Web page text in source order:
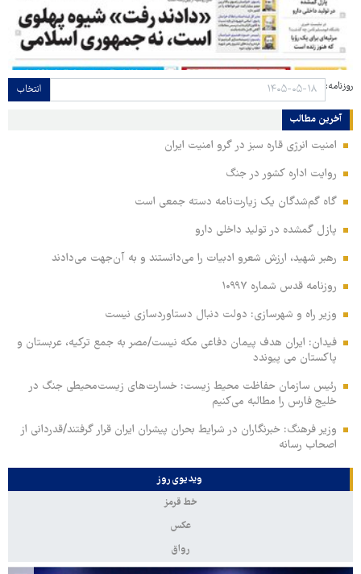
روزنامه: انتخاب
آخرین مطالب
امنیت انرژی قاره سبز در گرو امنیت ایران
روایت اداره کشور در جنگ
گاه گم‌شدگان یک زیارت‌نامه دسته جمعی است
پازل گمشده در تولید داخلی دارو
رهبر شهید، ارزش شعرو ادبیات را می‌دانستند و به آن‌جهت می‌دادند
روزنامه قدس شماره ۱۰۹۹۷
وزیر راه و شهرسازی: دولت دنبال دستاوردسازی نیست
فیدان: ایران هدف پیمان دفاعی مکه نیست/مصر به جمع ترکیه، عربستان و
پاکستان می پیوندد
رئیس سازمان حفاظت محیط زیست: خسارت‌های زیست‌محیطی جنگ در
خلیج فارس را مطالبه‌ می‌کنیم
وزیر فرهنگ: خبرنگاران در شرایط بحران پیشران ایران قرار گرفتند/قدردانی از
اصحاب رسانه
ویدیوی روز
خط قرمز
عکس
رواق